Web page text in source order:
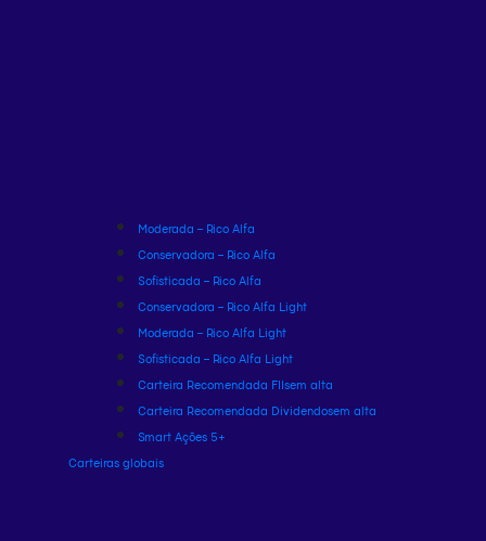
Moderada – Rico Alfa
Conservadora – Rico Alfa
Sofisticada – Rico Alfa
Conservadora – Rico Alfa Light
Moderada – Rico Alfa Light
Sofisticada – Rico Alfa Light
Carteira Recomendada FIIsem alta
Carteira Recomendada Dividendosem alta
Smart Ações 5+
Carteiras globais